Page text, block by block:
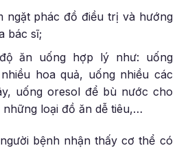
ngặt phác đồ điều trị và hướng
bác sĩ;
ăn uống hợp lý như: uống
hoa quả, uống nhiều các
uống oresol để bù nước cho
loại đồ ăn dễ tiêu,…
bệnh nhận thấy cơ thể có